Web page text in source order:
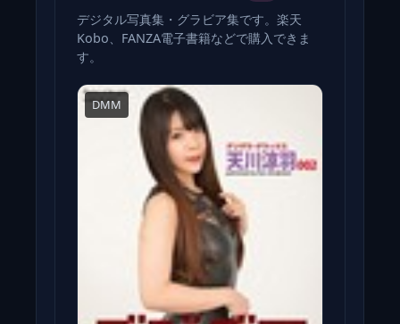
デジタル写真集・グラビア集です。楽天
Kobo、FANZA電子書籍などで購入できま
す。
DMM